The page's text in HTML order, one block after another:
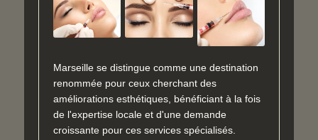
Marseille se distingue comme une destination
renommée pour ceux cherchant des
améliorations esthétiques, bénéficiant à la fois
de l'expertise locale et d'une demande
croissante pour ces services spécialisés.